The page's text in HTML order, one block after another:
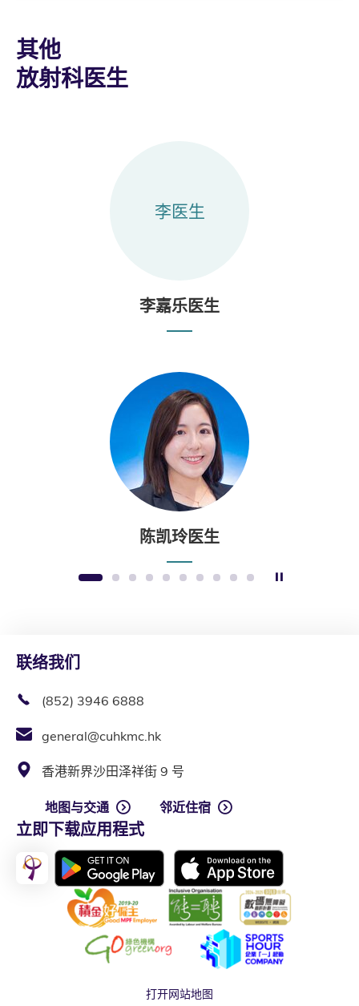
其他
放射科医生
李医生
李嘉乐医生
陈凯玲医生
1 2 3 4 5 6 7 8 9 10
联络我们
(852) 3946 6888
general@cuhkmc.hk
香港新界沙田泽祥街 9 号
地图与交通 邻近住宿
立即下载应用程式
打开网站地图